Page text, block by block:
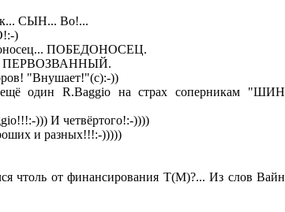
СЫН... Во!...
)
ПОБЕДОНОСЕЦ.
ПЕРВОЗВАННЫЙ.
"Внушает!"(с):-))
один R.Baggio на страх соперникам
))) И четвёртого!:-))))
и разных!!!:-)))))
чтоль от финансирования Т(М)?... Из слов